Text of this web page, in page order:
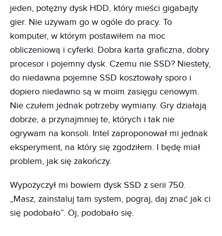
jeden, potężny dysk HDD, który mieści gigabajty
gier. Nie używam go w ogóle do pracy. To
komputer, w którym postawiłem na moc
obliczeniową i cyferki. Dobra karta graficzna, dobry
procesor i pojemny dysk. Czemu nie SSD? Niestety,
do niedawna pojemne SSD kosztowały sporo i
dopiero niedawno są w moim zasięgu cenowym.
Nie czułem jednak potrzeby wymiany. Gry działają
dobrze, a przynajmniej te, których i tak nie
ogrywam na konsoli. Intel zaproponował mi jednak
eksperyment, na który się zgodziłem. I będę miał
problem, jak się zakończy.
Wypożyczył mi bowiem dysk SSD z serii 750.
„Masz, zainstaluj tam system, pograj, daj znać jak ci
się podobało”. Oj, podobało się.